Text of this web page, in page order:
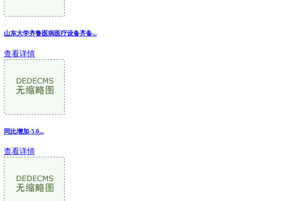
山东大学齐鲁医病医疗设备齐备...
查看详情
同比增加-5.0...
查看详情